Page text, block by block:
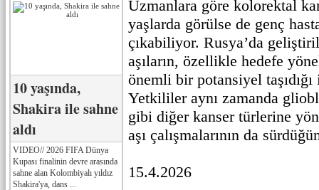
10 yaşında,
Shakira ile sahne
aldı
VIDEO// 2026 FIFA Dünya
Kupası finalinin devre arasında
sahne alan Kolombiyalı yıldız
Shakira'ya, dans ...
Uzmanlara göre kolorektal
yaşlarda görülse de genç
çıkabiliyor. Rusya’da
aşıların, özellikle hedefe
önemli bir potansiyel
Yetkililer aynı zamanda
gibi diğer kanser türlerine
aşı çalışmalarının da
15.4.2026